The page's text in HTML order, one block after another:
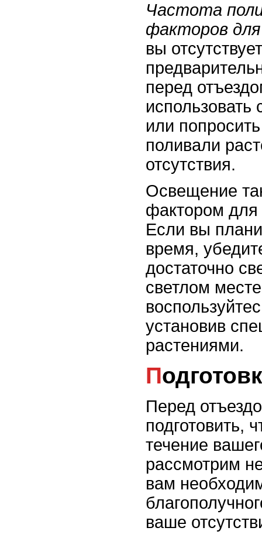
Частота
факторов для
вы
перед
использовать
или
поливали
отсутствия.
Освещение
фактором для
Если вы
время,
достаточно
светлом
установив
растениями.
Перед
подготовить,
течение
рассмотрим
вам
ваше